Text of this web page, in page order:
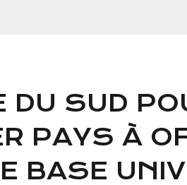
DU SUD
PAYS À
BASE